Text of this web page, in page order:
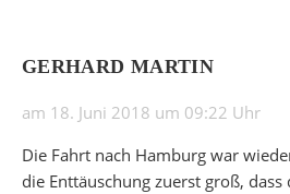
GERHARD MARTIN
am 18. Juni 2018 um 09:22 Uhr
Die Fahrt nach Hamburg war
die Enttäuschung zuerst groß,